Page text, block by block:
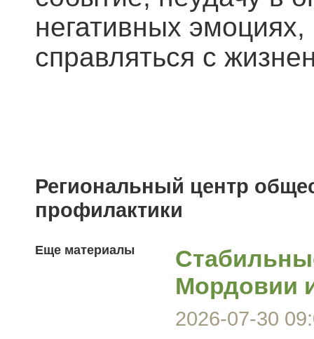
негативных
справляться с
Региональный центр
профилактики
Еще материалы
Мордовии
2026-07-30